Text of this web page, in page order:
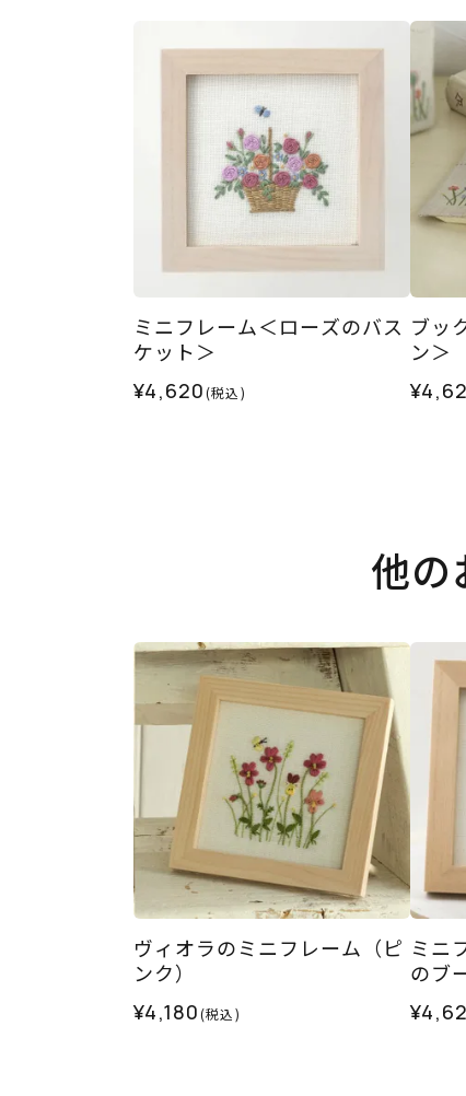
ミニフレーム＜ローズのバス
ケット＞
¥4,620(税込)
ブッ
ン＞
他の
ヴィオラのミニフレーム（ピ
ンク）
¥4,180(税込)
ミニ
のブ